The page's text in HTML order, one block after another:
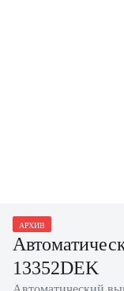
АРХИВ
13352DEK